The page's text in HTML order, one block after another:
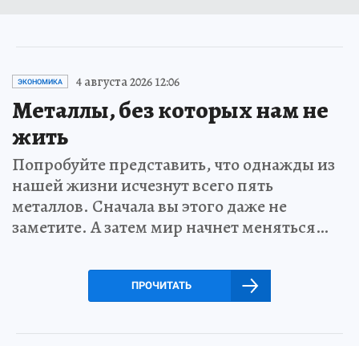
ЭКОНОМИКА 4 августа 2026 12:06
Металлы, без которых нам не
жить
Попробуйте представить, что однажды из
нашей жизни исчезнут всего пять
металлов. Сначала вы этого даже не
заметите. А затем мир начнет меняться…
ПРОЧИТАТЬ